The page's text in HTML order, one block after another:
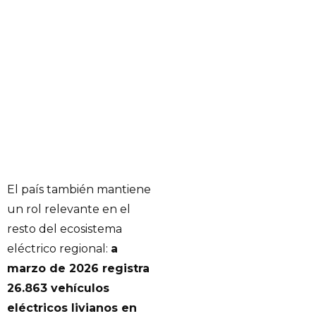
El país también mantiene
un rol relevante en el
resto del ecosistema
eléctrico regional: a
marzo de 2026 registra
26.863 vehículos
eléctricos livianos en